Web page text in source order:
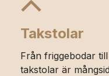
Takstolar
Från friggebodar
takstolar är